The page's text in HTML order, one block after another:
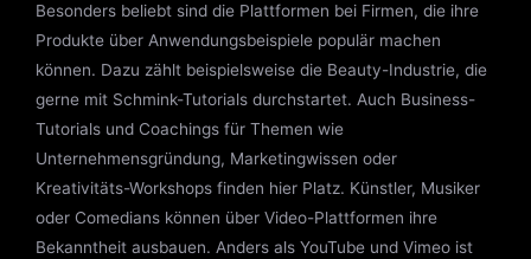
Besonders beliebt sind die Plattformen bei Firmen, die ihre
Produkte über Anwendungsbeispiele populär machen
können. Dazu zählt beispielsweise die Beauty-Industrie, die
gerne mit Schmink-Tutorials durchstartet. Auch Business-
Tutorials und Coachings für Themen wie
Unternehmensgründung, Marketingwissen oder
Kreativitäts-Workshops finden hier Platz. Künstler, Musiker
oder Comedians können über Video-Plattformen ihre
Bekanntheit ausbauen. Anders als YouTube und Vimeo ist